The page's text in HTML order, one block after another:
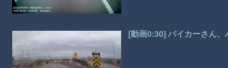
[動画0:30] バイカーさん